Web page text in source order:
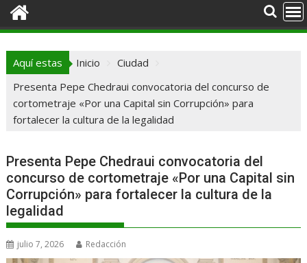
Aquí estas Inicio
Ciudad
Presenta Pepe Chedraui convocatoria del concurso de
cortometraje «Por una Capital sin Corrupción» para
fortalecer la cultura de la legalidad
Presenta Pepe Chedraui convocatoria del
concurso de cortometraje «Por una Capital sin
Corrupción» para fortalecer la cultura de la
legalidad
julio 7, 2026 Redacción